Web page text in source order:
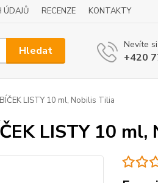
ÚDAJŮ RECENZE KONTAKTY
Hledat Nevíte
+420
LISTY 10 ml, Nobilis Tilia
LISTY 10